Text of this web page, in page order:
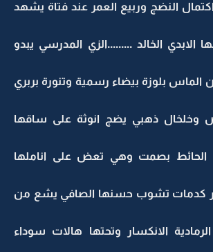
النضج وربيع العمر عند فتاة يشهد
الابدي الخالد .........الزي المدرسي يبدو
بلوزة بيضاء رسمية وتنورة بربري
وخلخال ذهبي يضج انوثة على ساقها
الحائط بصمت وهي تعض على اناملها
كدمات تشوب حسنها الصافي يشع من
الانكسار وتحتها هالات سوداء